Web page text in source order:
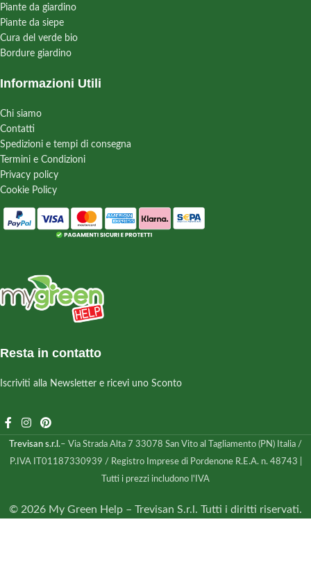
Piante da giardino
Piante da siepe
Cura del verde bio
Bordure giardino
Informazioni Utili
Chi siamo
Contatti
Spedizioni e tempi di consegna
Termini e Condizioni
Privacy policy
Cookie Policy
Resta in contatto
Iscriviti alla Newsletter e ricevi uno Sconto
Trevisan s.r.l.– Via Strada Alta 7 33078 San Vito al Tagliamento (PN) Italia /
P.IVA IT01187330939 / Registro Imprese di Pordenone R.E.A. n. 48743 |
Tutti i prezzi includono l'IVA
© 2026 My Green Help – Trevisan S.r.l. Tutti i diritti riservati.